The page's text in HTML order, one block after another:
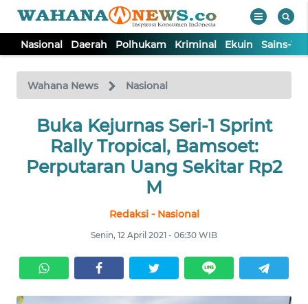
Nasional Daerah Polhukam Kriminal Ekuin Sains-
Wahana News Nasional
Buka Kejurnas Seri-1 Sprint
Rally Tropical, Bamsoet:
Perputaran Uang Sekitar Rp2
M
Redaksi - Nasional
Senin, 12 April 2021 - 06:30 WIB
TV
Tutup
NASIONAL
DAERAH
EKUIN